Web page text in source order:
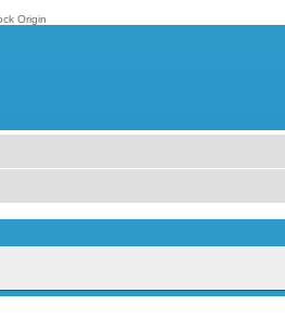
Origin